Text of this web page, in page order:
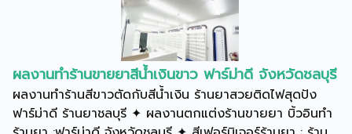
ผลงานทำร้านขายยาสีน้ำเงินขาว ฟาร์ม่าดี จังหวัดชลบุรี
ผลงานทำร้านสีขาวตัดกับสีน้ำเงิน ร้านยาสวยติดไฟสุดปัง
ฟาร์ม่าดี ร้านยาชลบุรี ✦ ผลงานตกแต่งร้านขายยา บิ้วอินทำ